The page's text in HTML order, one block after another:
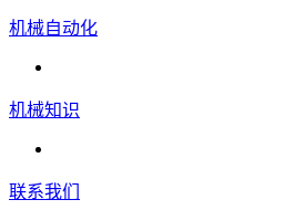
机械自动化
机械知识
联系我们